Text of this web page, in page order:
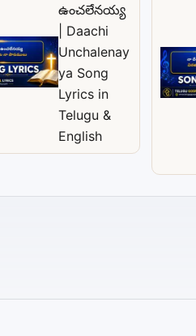
ఉంచలేనయ్య
| Daachi
Unchalenay
ya Song
Lyrics in
Telugu &
English